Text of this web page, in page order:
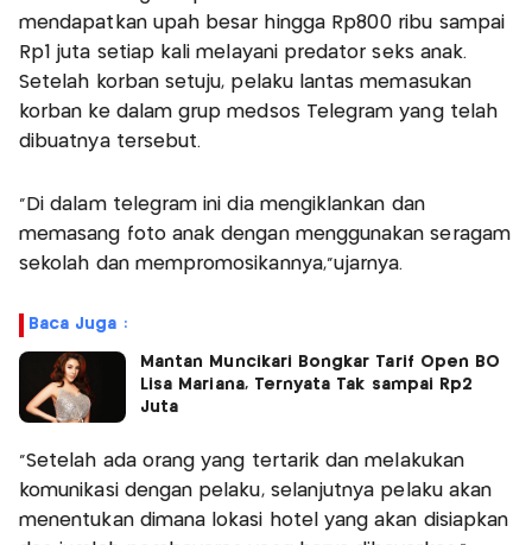
mendapatkan upah besar hingga Rp800 ribu sampai
Rp1 juta setiap kali melayani predator seks anak.
Setelah korban setuju, pelaku lantas memasukan
korban ke dalam grup medsos Telegram yang telah
dibuatnya tersebut.
"Di dalam telegram ini dia mengiklankan dan
memasang foto anak dengan menggunakan seragam
sekolah dan mempromosikannya,”ujarnya.
Baca Juga :
Mantan Muncikari Bongkar Tarif Open BO
Lisa Mariana, Ternyata Tak sampai Rp2
Juta
“Setelah ada orang yang tertarik dan melakukan
komunikasi dengan pelaku, selanjutnya pelaku akan
menentukan dimana lokasi hotel yang akan disiapkan